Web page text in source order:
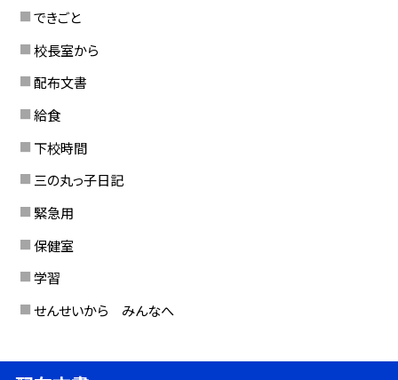
できごと
校長室から
配布文書
給食
下校時間
三の丸っ子日記
緊急用
保健室
学習
せんせいから みんなへ